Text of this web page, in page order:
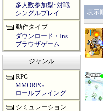
表示
多人数参加型･対戦
シングルプレイ
動作タイプ
ダウンロード・Ins
ブラウザゲーム
ジャンル
RPG
MMORPG
ロールプレイング
シミュレーション